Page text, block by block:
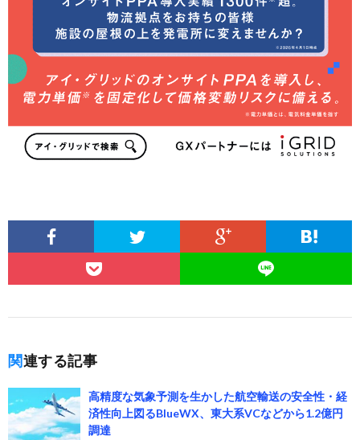
関連する記事
高精度な気象予測を生かした航空輸送の安全性・経
済性向上図るBlueWX、東大系VCなどから1.2億円
調達